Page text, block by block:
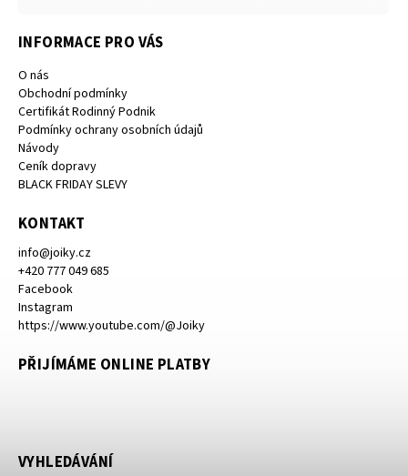
INFORMACE PRO VÁS
O nás
Obchodní podmínky
Certifikát Rodinný Podnik
Podmínky ochrany osobních údajů
Návody
Ceník dopravy
BLACK FRIDAY SLEVY
KONTAKT
info@joiky.cz
+420 777 049 685
Facebook
Instagram
https://www.youtube.com/@Joiky
PŘIJÍMÁME ONLINE PLATBY
VYHLEDÁVÁNÍ